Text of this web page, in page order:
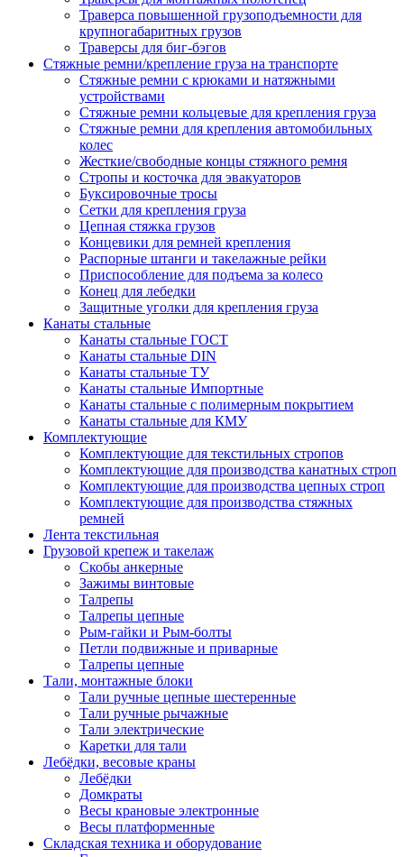
Траверса повышенной грузоподъемности для
крупногабаритных грузов
Траверсы для биг-бэгов
Стяжные ремни/крепление груза на транспорте
Стяжные ремни с крюками и натяжными
устройствами
Стяжные ремни кольцевые для крепления груза
Стяжные ремни для крепления автомобильных
колес
Жесткие/свободные концы стяжного ремня
Стропы и косточка для эвакуаторов
Буксировочные тросы
Сетки для крепления груза
Цепная стяжка грузов
Концевики для ремней крепления
Распорные штанги и такелажные рейки
Приспособление для подъема за колесо
Конец для лебедки
Защитные уголки для крепления груза
Канаты стальные
Канаты стальные ГОСТ
Канаты стальные DIN
Канаты стальные ТУ
Канаты стальные Импортные
Канаты стальные с полимерным покрытием
Канаты стальные для КМУ
Комплектующие
Комплектующие для текстильных стропов
Комплектующие для производства канатных строп
Комплектующие для производства цепных строп
Комплектующие для производства стяжных
ремней
Лента текстильная
Грузовой крепеж и такелаж
Скобы анкерные
Зажимы винтовые
Талрепы
Талрепы цепные
Рым-гайки и Рым-болты
Петли подвижные и приварные
Талрепы цепные
Тали, монтажные блоки
Тали ручные цепные шестеренные
Тали ручные рычажные
Тали электрические
Каретки для тали
Лебёдки, весовые краны
Лебёдки
Домкраты
Весы крановые электронные
Весы платформенные
Складская техника и оборудование